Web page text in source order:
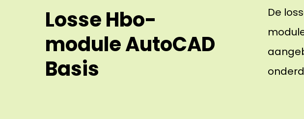
Losse Hbo-
module AutoCAD
Basis
De